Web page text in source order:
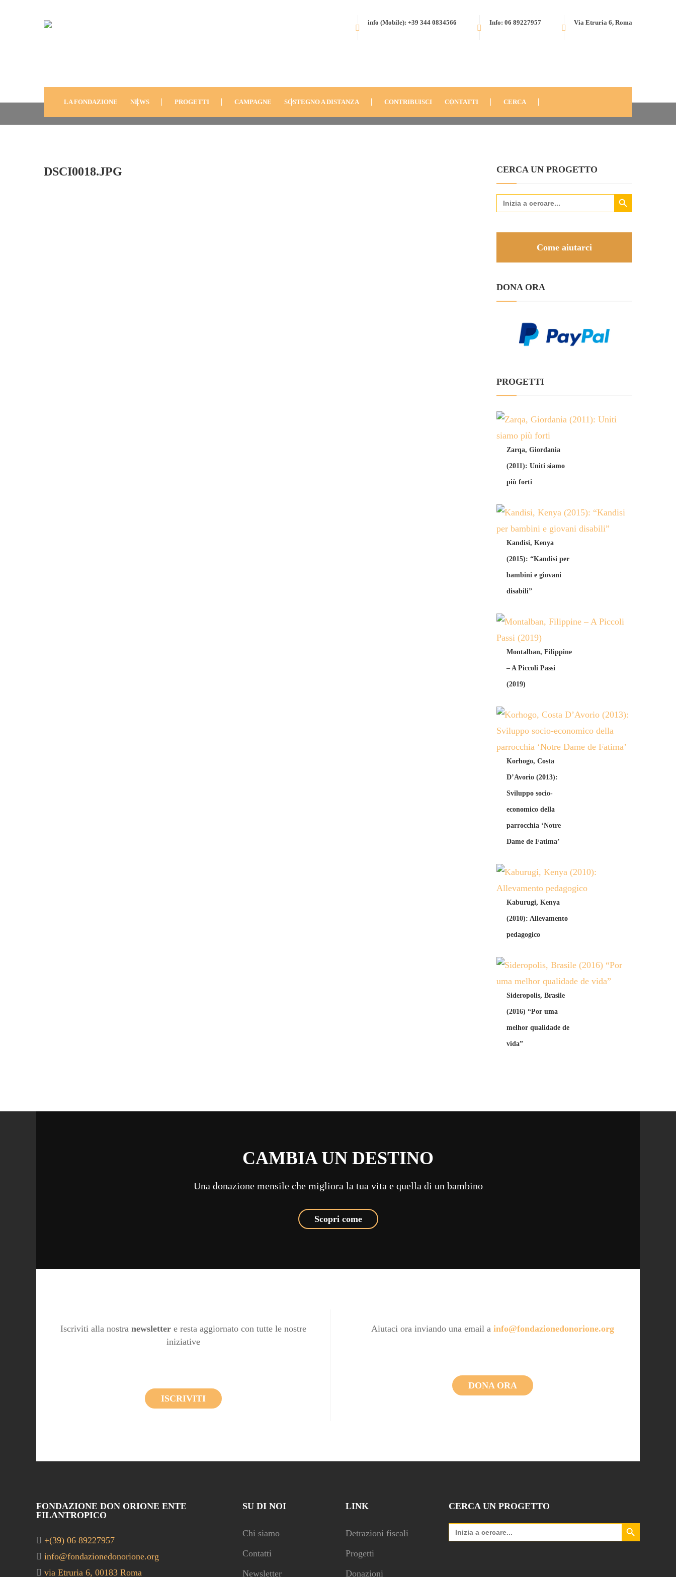
Via Etruria 6, Roma
Info: 06 89227957
info (Mobile): +39 344 0834566
LA FONDAZIONE NEWS PROGETTI CAMPAGNE SOSTEGNO A DISTANZA CONTRIBUISCI CONTATTI CERCA
DSCI0018.JPG CERCA UN PROGETTO
Search
for:
Search Button
Come aiutarci
DONA ORA
PROGETTI
Zarqa, Giordania
(2011): Uniti siamo
più forti
Kandisi, Kenya
(2015): “Kandisi per
bambini e giovani
disabili”
Montalban, Filippine
– A Piccoli Passi
(2019)
Korhogo, Costa
D’Avorio (2013):
Sviluppo socio-
economico della
parrocchia ‘Notre
Dame de Fatima’
Kaburugi, Kenya
(2010): Allevamento
pedagogico
Sideropolis, Brasile
(2016) “Por uma
melhor qualidade de
vida”
CAMBIA UN DESTINO
Una donazione mensile che migliora la tua vita e quella di un bambino
Scopri come
Iscriviti alla nostra newslettere resta aggiornato con tutte le nostre
iniziative
ISCRIVITI
Aiutaci ora inviando una email a info@fondazionedonorione.org
DONA ORA
FONDAZIONE DON ORIONE ENTE
FILANTROPICO
+(39) 06 89227957
info@fondazionedonorione.org
via Etruria 6, 00183 Roma
SU DI NOI
Chi siamo
Contatti
Newsletter
LINK
Detrazioni fiscali
Progetti
Donazioni
CERCA UN PROGETTO
Search
for:
Search Button